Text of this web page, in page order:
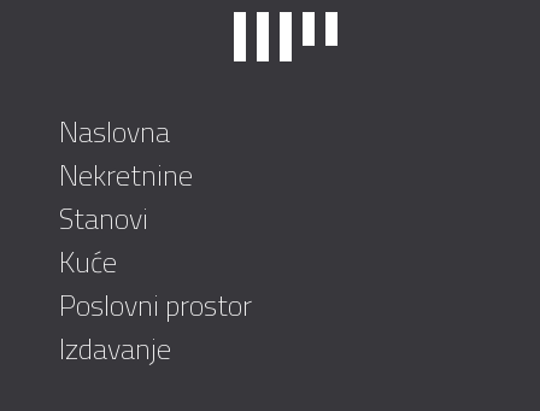
Naslovna
Nekretnine
Stanovi
Kuće
Poslovni prostor
Izdavanje